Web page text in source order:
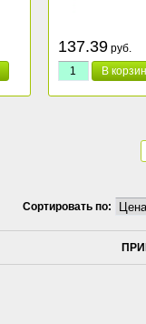
137.39 руб.
В
Сортировать по: